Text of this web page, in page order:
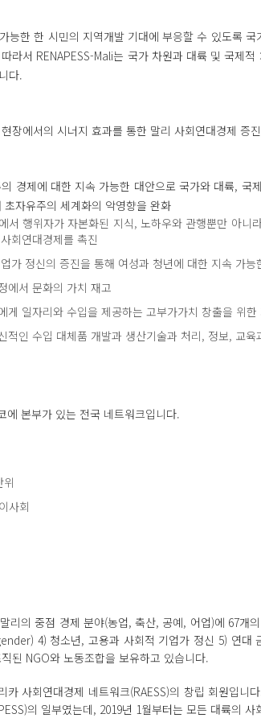
능한 한 시민의 지역개발 기대에 부응할 수 있도록
라서 RENAPESS-Mali는 국가 차원과 대륙 및 국제
다.
장에서의 시너지 효과를 통한 말리 사회연대경제 증
경제에 대한 지속 가능한 대안으로 국가와 대륙, 국
초자유주의 세계화의 악영향을 완화
서 행위자가 자본화된 지식, 노하우와 관행뿐만 아
회연대경제를 촉진
가 정신의 증진을 통해 여성과 청년에 대한 지속 가
에서 문화의 가치 재고
게 일자리와 수입을 제공하는 고부가가치 창출을 위한
적인 수입 대체품 개발과 생산기술과 처리, 정보, 교육
에 본부가 있는 전국 네트워크입니다.
사회
리의 중점 경제 분야(농업, 축산, 공예, 어업)에 67
4) 청소년, 고용과 사회적 기업가 정신 5) 연대
된 NGO와 노동조합을 보유하고 있습니다.
카 사회연대경제 네트워크(RAESS)의 창립 회원입
의 일부였는데, 2019년 1월부터는 모든 대륙의